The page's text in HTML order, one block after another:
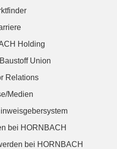
Holding
Union
Relations
Medien
bei HORNBACH
bei HORNBACH